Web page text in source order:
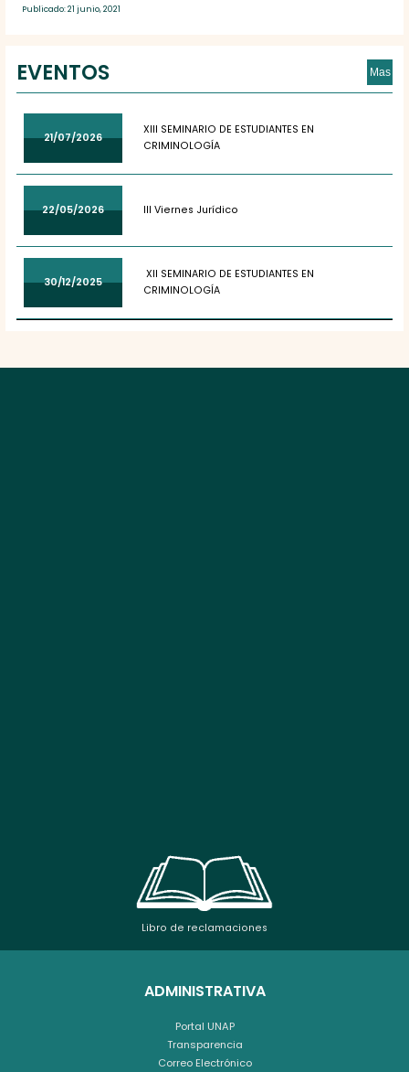
Publicado: 21 junio, 2021
EVENTOS Mas
21/07/2026
XIII SEMINARIO DE ESTUDIANTES EN
CRIMINOLOGÍA
22/05/2026 III Viernes Jurídico
30/12/2025
XII SEMINARIO DE ESTUDIANTES EN
CRIMINOLOGÍA
Libro de reclamaciones
ADMINISTRATIVA
Portal UNAP
Transparencia
Correo Electrónico